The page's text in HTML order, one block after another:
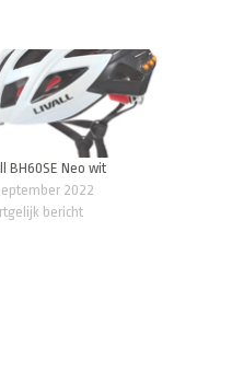
BH60SE Neo wit
2022
bericht